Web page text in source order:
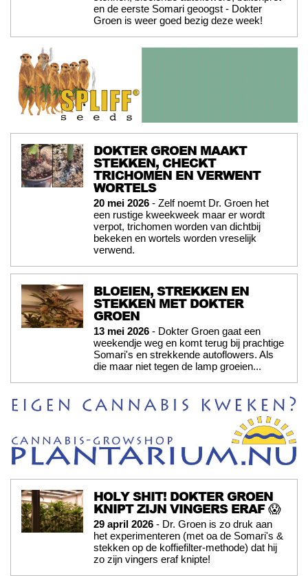
en de eerste Somari geoogst - Dokter
Groen is weer goed bezig deze week!
DOKTER GROEN MAAKT
STEKKEN, CHECKT
TRICHOMEN EN VERWENT
WORTELS
20 mei 2026 - Zelf noemt Dr. Groen het
een rustige kweekweek maar er wordt
verpot, trichomen worden van dichtbij
bekeken en wortels worden vreselijk
verwend.
BLOEIEN, STREKKEN EN
STEKKEN MET DOKTER
GROEN
13 mei 2026 - Dokter Groen gaat een
weekendje weg en komt terug bij prachtige
Somari's en strekkende autoflowers. Als
die maar niet tegen de lamp groeien...
HOLY SHIT! DOKTER GROEN
KNIPT ZIJN VINGERS ERAF 😱
29 april 2026 - Dr. Groen is zo druk aan
het experimenteren (met oa de Somari's &
stekken op de koffiefilter-methode) dat hij
zo zijn vingers eraf knipte!